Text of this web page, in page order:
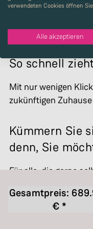
So schnell
Mit nur wenigen
zukünftigen
Kümmern Sie
denn, Sie
Für alle, die gerne
Option
Böden und Wände
Gesamtpreis:
€ *
verwendeten Cookies öffnen
Alle akzeptieren